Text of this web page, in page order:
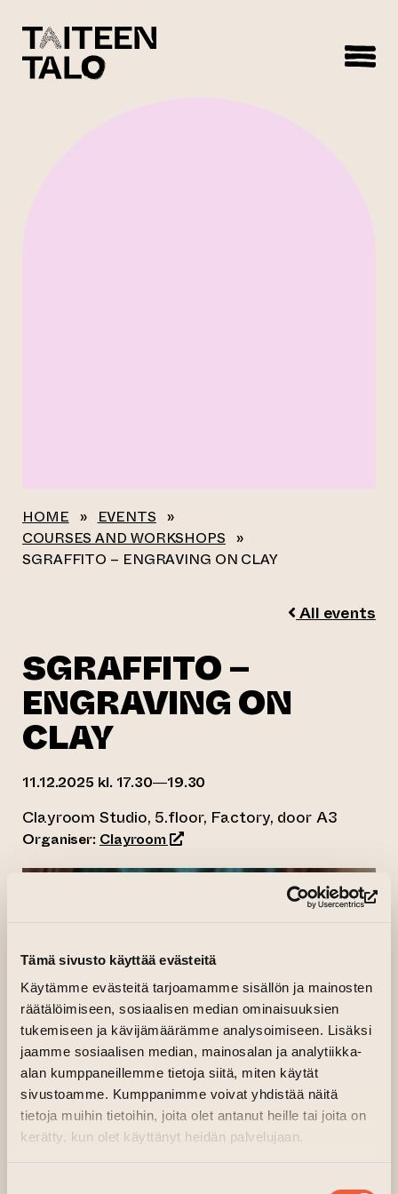
Tämä sivusto käyttää evästeitä
Käytämme evästeitä tarjoamamme sisällön ja mainosten
räätälöimiseen, sosiaalisen median ominaisuuksien
tukemiseen ja kävijämäärämme analysoimiseen. Lisäksi
jaamme sosiaalisen median, mainosalan ja analytiikka-
alan kumppaneillemme tietoja siitä, miten käytät
sivustoamme. Kumppanimme voivat yhdistää näitä
tietoja muihin tietoihin, joita olet antanut heille tai joita on
kerätty, kun olet käyttänyt heidän palvelujaan.
HOME » EVENTS »
COURSES AND WORKSHOPS »
SGRAFFITO – ENGRAVING ON CLAY
All events
SGRAFFITO –
ENGRAVING ON
CLAY
11.12.2025 kl. 17.30—19.30
Clayroom Studio, 5.floor, Factory, door A3
Organiser: Clayroom (opens an external website)